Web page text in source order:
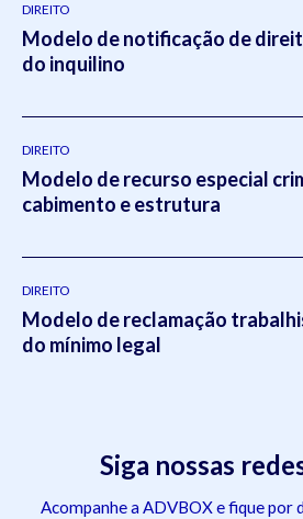
DIREITO
Modelo de notificação de
do inquilino
DIREITO
Modelo de recurso especial
cabimento e estrutura
DIREITO
Modelo de reclamação
do mínimo legal
Siga nossas
Acompanhe a ADVBOX e fique por